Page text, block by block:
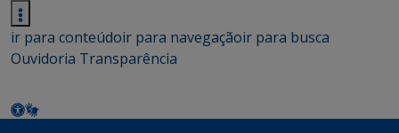
ir para conteúdoir para navegaçãoir para busca
Ouvidoria Transparência